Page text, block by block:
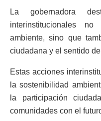
La gobernadora
interinstitucionales
ambiente, sino que
ciudadana y el sentido
Estas acciones
la sostenibilidad
la participación
comunidades con el